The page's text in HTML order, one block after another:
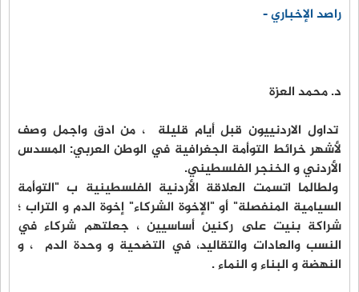
راصد الإخباري -
د. محمد العزة
تداول الاردنييون قبل أيام قليلة ، من ادق واجمل وصف
لأشهر خرائط التوأمة الجغرافية في الوطن العربي: المسدس
الأردني و الخنجر الفلسطيني.
ولطالما اتسمت العلاقة الأردنية الفلسطينية ب "التوأمة
السيامية المنفصلة" أو "الإخوة الشركاء" إخوة الدم و التراب ؛
شراكة بنيت على ركنين أساسيين ، جعلتهم شركاء في
النسب والعادات والتقاليد، في التضحية و وحدة الدم ، و
النهضة و البناء و النماء .